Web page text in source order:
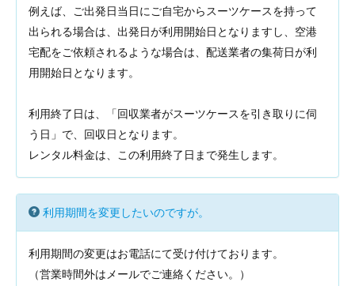
例えば、ご出発日当日にご自宅からスーツケースを持って
出られる場合は、出発日が利用開始日となりますし、空港
宅配をご依頼されるような場合は、配送業者の集荷日が利
用開始日となります。
利用終了日は、「回収業者がスーツケースを引き取りに伺
う日」で、回収日となります。
レンタル料金は、この利用終了日まで発生します。
利用期間を変更したいのですが。
利用期間の変更はお電話にて受け付けております。
（営業時間外はメールでご連絡ください。）